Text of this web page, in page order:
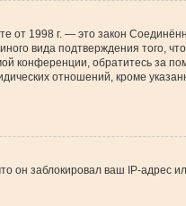
от 1998 г. — это закон
вида подтверждения
конференции, обратитесь за
отношений, кроме
заблокировал ваш IP-адрес